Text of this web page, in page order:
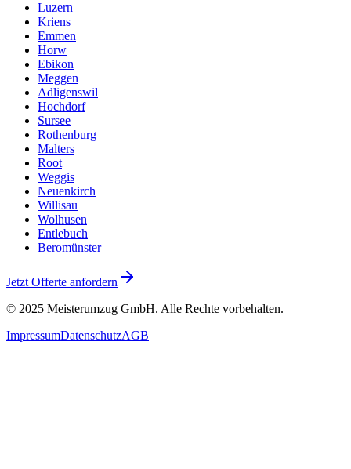
Luzern
Kriens
Emmen
Horw
Ebikon
Meggen
Adligenswil
Hochdorf
Sursee
Rothenburg
Malters
Root
Weggis
Neuenkirch
Willisau
Wolhusen
Entlebuch
Beromünster
Jetzt Offerte anfordern
© 2025 Meisterumzug GmbH. Alle Rechte vorbehalten.
ImpressumDatenschutzAGB